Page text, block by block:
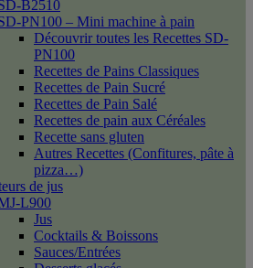
B2510
PN100 – Mini machine à pain
Découvrir toutes les Recettes SD-
PN100
Recettes de Pains Classiques
Recettes de Pain Sucré
Recettes de Pain Salé
Recettes de pain aux Céréales
Recette sans gluten
Autres Recettes (Confitures, pâte à
pizza…)
de jus
L900
Jus
Cocktails & Boissons
Sauces/Entrées